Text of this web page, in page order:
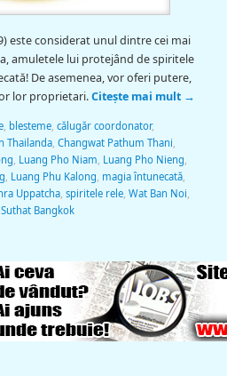
este considerat unul dintre cei mai
amuletele lui protejând de spiritele
De asemenea, vor oferi putere,
lor proprietari.Citește mai mult →
, blesteme, călugăr coordonator,
Thailanda, Changwat Pathum Thani
Luang Pho Niam Luang Pho Nieng
Luang Phu Kalong magia întunecată,
Uppatcha, spiritele rele, Wat Ban Noi
Bangkok